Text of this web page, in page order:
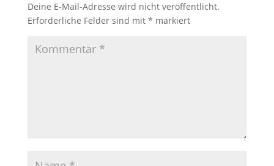
Deine E-Mail-Adresse wird nicht veröffentlicht.
Erforderliche Felder sind mit * markiert